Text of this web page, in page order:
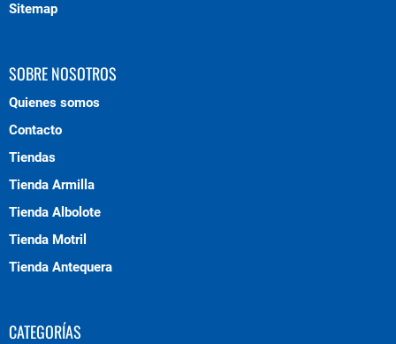
Sitemap
SOBRE NOSOTROS
Quienes somos
Contacto
Tiendas
Tienda Armilla
Tienda Albolote
Tienda Motril
Tienda Antequera
CATEGORÍAS